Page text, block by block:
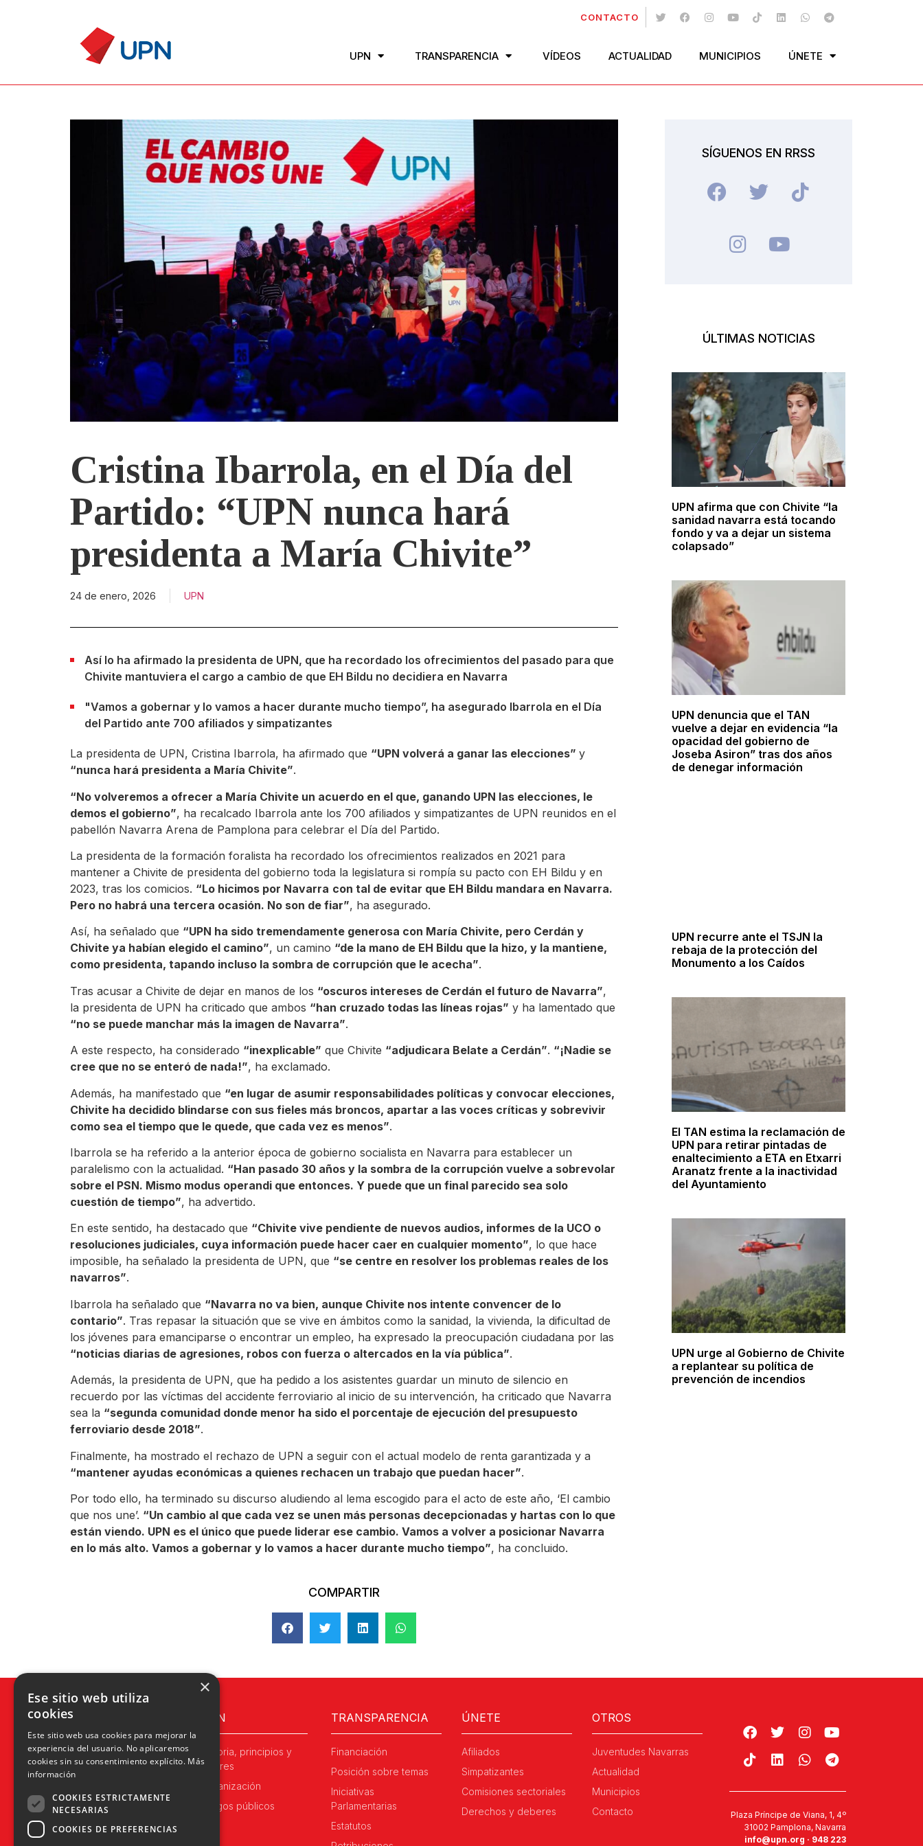
CONTACTO
UPN TRANSPARENCIA VÍDEOS ACTUALIDAD MUNICIPIOS ÚNETE
Cristina Ibarrola, en el Día del
Partido: “UPN nunca hará
presidenta a María Chivite”
24 de enero, 2026 UPN
Así lo ha afirmado la presidenta de UPN, que ha recordado los ofrecimientos del pasado para que
Chivite mantuviera el cargo a cambio de que EH Bildu no decidiera en Navarra
"Vamos a gobernar y lo vamos a hacer durante mucho tiempo”, ha asegurado Ibarrola en el Día
del Partido ante 700 afiliados y simpatizantes
La presidenta de UPN, Cristina Ibarrola, ha afirmado que “UPN volverá a ganar las elecciones” y
“nunca hará presidenta a María Chivite”.
“No volveremos a ofrecer a María Chivite un acuerdo en el que, ganando UPN las elecciones, le
demos el gobierno”, ha recalcado Ibarrola ante los 700 afiliados y simpatizantes de UPN reunidos en el
pabellón Navarra Arena de Pamplona para celebrar el Día del Partido.
La presidenta de la formación foralista ha recordado los ofrecimientos realizados en 2021 para
mantener a Chivite de presidenta del gobierno toda la legislatura si rompía su pacto con EH Bildu y en
2023, tras los comicios. “Lo hicimos por Navarra con tal de evitar que EH Bildu mandara en Navarra.
Pero no habrá una tercera ocasión. No son de fiar”, ha asegurado.
Así, ha señalado que “UPN ha sido tremendamente generosa con María Chivite, pero Cerdán y
Chivite ya habían elegido el camino”, un camino “de la mano de EH Bildu que la hizo, y la mantiene,
como presidenta, tapando incluso la sombra de corrupción que le acecha”.
Tras acusar a Chivite de dejar en manos de los “oscuros intereses de Cerdán el futuro de Navarra”,
la presidenta de UPN ha criticado que ambos “han cruzado todas las líneas rojas” y ha lamentado que
“no se puede manchar más la imagen de Navarra”.
A este respecto, ha considerado “inexplicable” que Chivite “adjudicara Belate a Cerdán”. “¡Nadie se
cree que no se enteró de nada!”, ha exclamado.
Además, ha manifestado que “en lugar de asumir responsabilidades políticas y convocar elecciones,
Chivite ha decidido blindarse con sus fieles más broncos, apartar a las voces críticas y sobrevivir
como sea el tiempo que le quede, que cada vez es menos”.
Ibarrola se ha referido a la anterior época de gobierno socialista en Navarra para establecer un
paralelismo con la actualidad. “Han pasado 30 años y la sombra de la corrupción vuelve a sobrevolar
sobre el PSN. Mismo modus operandi que entonces. Y puede que un final parecido sea solo
cuestión de tiempo”, ha advertido.
En este sentido, ha destacado que “Chivite vive pendiente de nuevos audios, informes de la UCO o
resoluciones judiciales, cuya información puede hacer caer en cualquier momento”, lo que hace
imposible, ha señalado la presidenta de UPN, que “se centre en resolver los problemas reales de los
navarros”.
Ibarrola ha señalado que “Navarra no va bien, aunque Chivite nos intente convencer de lo
contario”. Tras repasar la situación que se vive en ámbitos como la sanidad, la vivienda, la dificultad de
los jóvenes para emanciparse o encontrar un empleo, ha expresado la preocupación ciudadana por las
“noticias diarias de agresiones, robos con fuerza o altercados en la vía pública”.
Además, la presidenta de UPN, que ha pedido a los asistentes guardar un minuto de silencio en
recuerdo por las víctimas del accidente ferroviario al inicio de su intervención, ha criticado que Navarra
sea la “segunda comunidad donde menor ha sido el porcentaje de ejecución del presupuesto
ferroviario desde 2018”.
Finalmente, ha mostrado el rechazo de UPN a seguir con el actual modelo de renta garantizada y a
“mantener ayudas económicas a quienes rechacen un trabajo que puedan hacer”.
Por todo ello, ha terminado su discurso aludiendo al lema escogido para el acto de este año, ‘El cambio
que nos une’. “Un cambio al que cada vez se unen más personas decepcionadas y hartas con lo que
están viendo. UPN es el único que puede liderar ese cambio. Vamos a volver a posicionar Navarra
en lo más alto. Vamos a gobernar y lo vamos a hacer durante mucho tiempo”, ha concluido.
COMPARTIR
SÍGUENOS EN RRSS
ÚLTIMAS NOTICIAS
UPN afirma que con Chivite “la
sanidad navarra está tocando
fondo y va a dejar un sistema
colapsado”
UPN denuncia que el TAN
vuelve a dejar en evidencia “la
opacidad del gobierno de
Joseba Asiron” tras dos años
de denegar información
UPN recurre ante el TSJN la
rebaja de la protección del
Monumento a los Caídos
El TAN estima la reclamación de
UPN para retirar pintadas de
enaltecimiento a ETA en Etxarri
Aranatz frente a la inactividad
del Ayuntamiento
UPN urge al Gobierno de Chivite
a replantear su política de
prevención de incendios
UPN
Historia, principios y
valores
Organización
Cargos públicos
TRANSPARENCIA
Financiación
Posición sobre temas
Iniciativas
Parlamentarias
Estatutos
ÚNETE
Afiliados
Simpatizantes
Comisiones sectoriales
Derechos y deberes
OTROS
Juventudes Navarras
Actualidad
Municipios
Contacto
Plaza Príncipe de Viana, 1, 4º
31002 Pamplona, Navarra
info@upn.org · 948 223
×
Ese sitio web utiliza
cookies
Este sitio web usa cookies para mejorar la
experiencia del usuario. No aplicaremos
cookies sin su consentimiento explícito. Más
información
COOKIES ESTRICTAMENTE
NECESARIAS
COOKIES DE PREFERENCIAS